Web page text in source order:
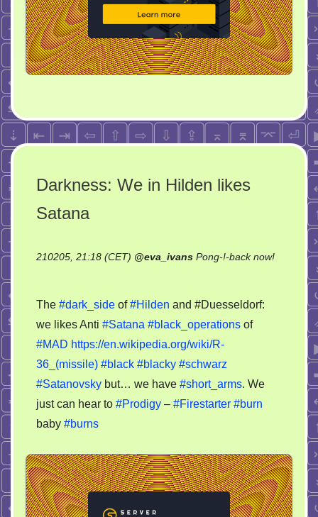
Darkness: We in Hilden likes
Satana
210205, 21:18 (CET) @eva_ivans Pong-!-back now!
We
in
Hilden
likes
Satana
The #dark_side of#Hilden and #Duesseldorf:
we likes Anti #Satana #black_operations of
#MAD https://en.wikipedia.org/wiki/R-
36_(missile) #black #blacky #schwarz
#Satanovsky but… we have #short_arms. We
just can hear to #Prodigy – #Firestarter #burn
baby #burns